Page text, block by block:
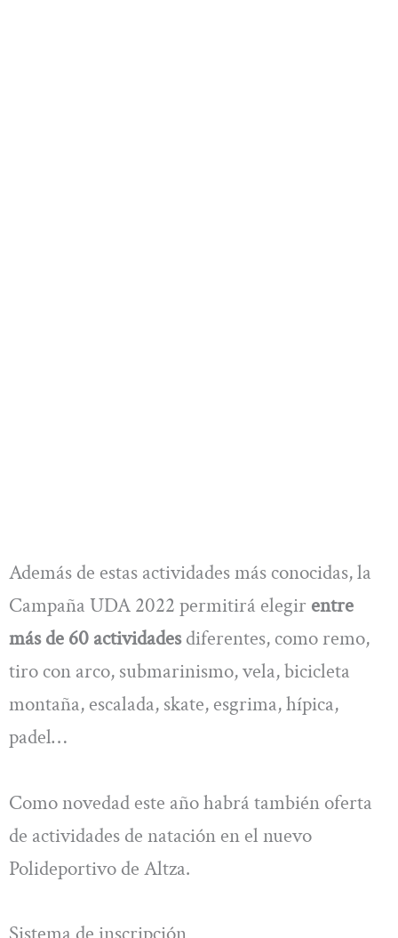
Además de estas actividades más conocidas, la
Campaña UDA 2022 permitirá elegir entre
más de 60 actividadesdiferentes, como remo,
tiro con arco, submarinismo, vela, bicicleta
montaña, escalada, skate, esgrima, hípica,
padel…
Como novedad este año habrá también oferta
de actividades de natación en el nuevo
Polideportivo de Altza.